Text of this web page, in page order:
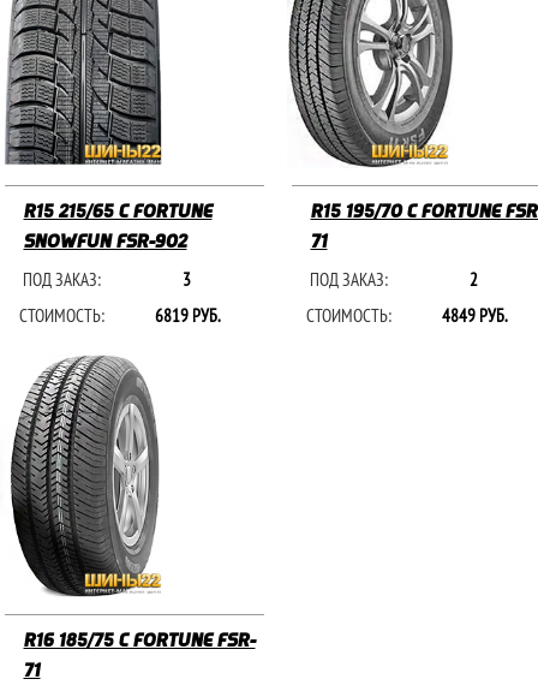
R15 215/65 C FORTUNE
SNOWFUN FSR-902
ПОД ЗАКАЗ:
3
СТОИМОСТЬ:
6819 РУБ.
R15 195/70 C FORTUNE
71
ПОД ЗАКАЗ:
2
СТОИМОСТЬ:
4849 РУБ.
R16 185/75 C FORTUNE FSR-
71